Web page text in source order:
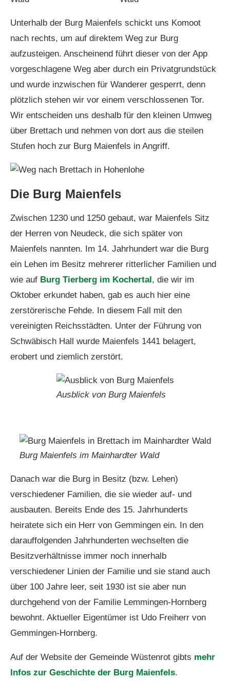
Unterhalb der Burg Maienfels schickt uns Komoot
nach rechts, um auf direktem Weg zur Burg
aufzusteigen. Anscheinend führt dieser von der App
vorgeschlagene Weg aber durch ein Privatgrundstück
und wurde inzwischen für Wanderer gesperrt, denn
plötzlich stehen wir vor einem verschlossenen Tor.
Wir entscheiden uns deshalb für den kleinen Umweg
über Brettach und nehmen von dort aus die steilen
Stufen hoch zur Burg Maienfels in Angriff.
Die Burg Maienfels
Zwischen 1230 und 1250 gebaut, war Maienfels Sitz
der Herren von Neudeck, die sich später von
Maienfels nannten. Im 14. Jahrhundert war die Burg
ein Lehen im Besitz mehrerer ritterlicher Familien und
wie auf Burg Tierberg im Kochertal, die wir im
Oktober erkundet haben, gab es auch hier eine
zerstörerische Fehde. In diesem Fall mit den
vereinigten Reichsstädten. Unter der Führung von
Schwäbisch Hall wurde Maienfels 1441 belagert,
erobert und ziemlich zerstört.
Ausblick von Burg Maienfels
Burg Maienfels im Mainhardter Wald
Danach war die Burg in Besitz (bzw. Lehen)
verschiedener Familien, die sie wieder auf- und
ausbauten. Bereits Ende des 15. Jahrhunderts
heiratete sich ein Herr von Gemmingen ein. In den
darauffolgenden Jahrhunderten wechselten die
Besitzverhältnisse immer noch innerhalb
verschiedener Linien der Familie und sie stand auch
über 100 Jahre leer, seit 1930 ist sie aber nun
durchgehend von der Familie Lemmingen-Hornberg
bewohnt. Aktueller Eigentümer ist Udo Freiherr von
Gemmingen-Hornberg.
Auf der Website der Gemeinde Wüstenrot gibts mehr
Infos zur Geschichte der Burg Maienfels.